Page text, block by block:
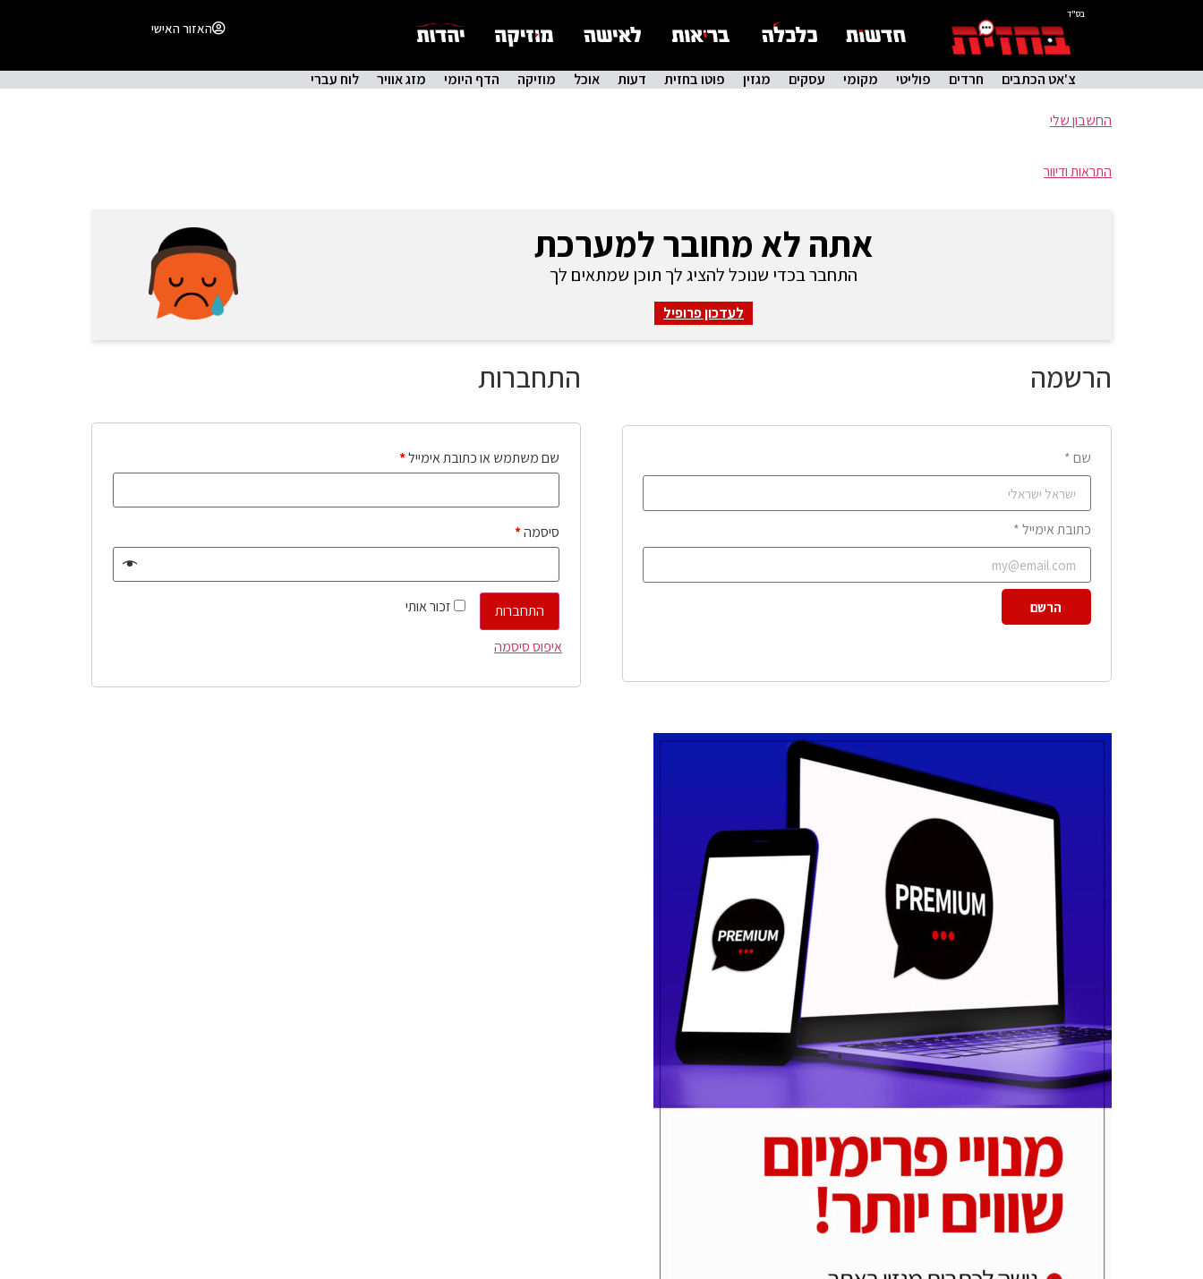
בס"ד
האזור האישי
צ'אט הכתבים חרדים פוליטי מקומי עסקים מגזין פוטו בחזית דעות אוכל מוזיקה הדף היומי מזג אוויר לוח עברי
החשבון שלי
התראות ודיוור
אתה לא מחובר למערכת
התחבר בכדי שנוכל להציג לך תוכן שמתאים לך
לעדכון פרופיל
התחברות
שם משתמש או כתובת אימייל*
סיסמה*
זכור אותי
התחברות
איפוס סיסמה
הרשמה
שם *
כתובת אימייל *
הרשם